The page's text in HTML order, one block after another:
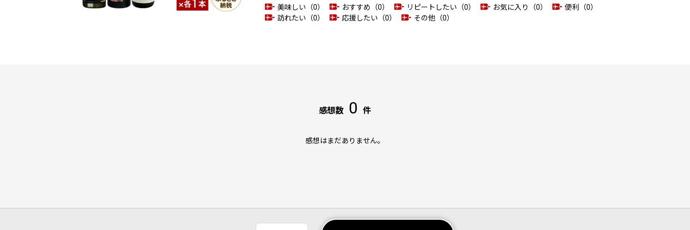
美味しい（0） おすすめ（0） リピートしたい（0） お気に入り（0）
便利（0）
訪れたい（0）
応援したい（0） その他（0）
感想数 0 件
感想はまだありません。